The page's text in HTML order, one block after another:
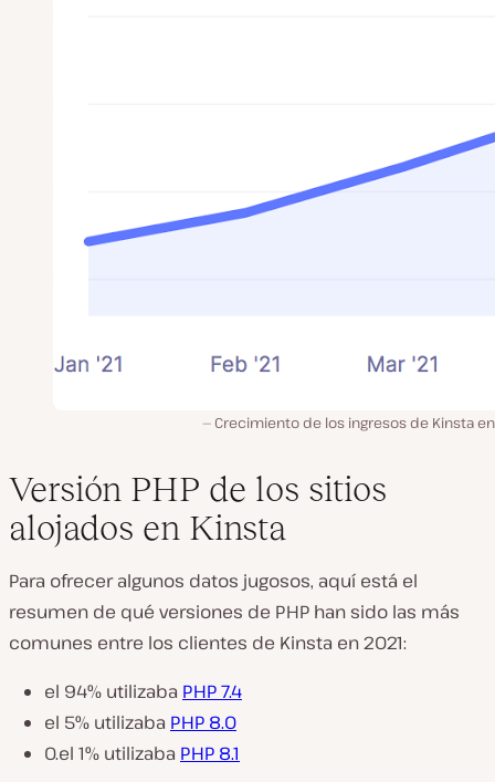
Crecimiento de los ingresos de Kinsta
Versión PHP de los sitios
alojados en Kinsta
Para ofrecer algunos datos jugosos, aquí está el
resumen de qué versiones de PHP han sido las más
comunes entre los clientes de Kinsta en 2021:
el 94% utilizaba PHP 7.4
el 5% utilizaba PHP 8.0
0.el 1% utilizaba PHP 8.1